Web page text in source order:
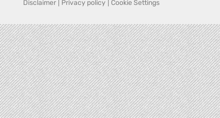
Disclaimer Privacy policy Cookie Settings